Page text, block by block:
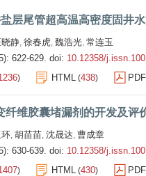
层尾管超高温高密度固井
静, 徐春虎, 魏浩光, 常连玉
622-629. doi: 10.12358/
) HTML (438)
纤维胶囊堵漏剂的开发及评
, 胡苗苗, 沈晟达, 曹成章
630-639. doi: 10.12358/
) HTML (430)